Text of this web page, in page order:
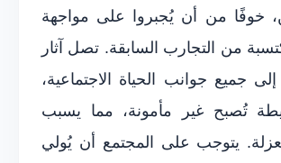
خوفًا من أن يُجبروا على مواجهة
من التجارب السابقة. تصل آثار
جميع جوانب الحياة الاجتماعية،
تُصبح غير مأمونة، مما يسبب
يتوجب على المجتمع أن يُولي